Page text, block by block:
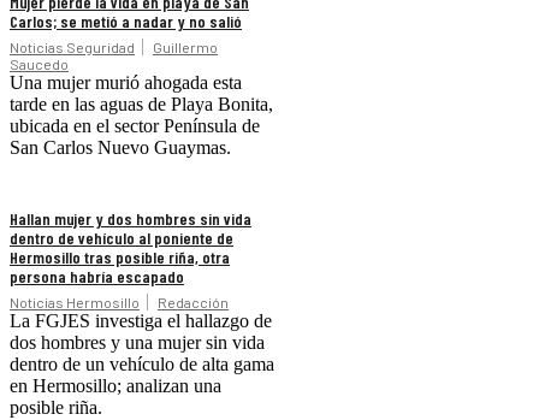
Carlos; se metió a nadar y no salió
Noticias Seguridad
Guillermo
Saucedo
Una mujer murió ahogada esta
tarde en las aguas de Playa Bonita,
ubicada en el sector Península de
San Carlos Nuevo Guaymas.
Hallan mujer y dos hombres sin vida
dentro de vehículo al poniente de
Hermosillo tras posible riña, otra
persona habría escapado
Noticias Hermosillo Redacción
La FGJES investiga el hallazgo de
dos hombres y una mujer sin vida
dentro de un vehículo de alta gama
en Hermosillo; analizan una
posible riña.